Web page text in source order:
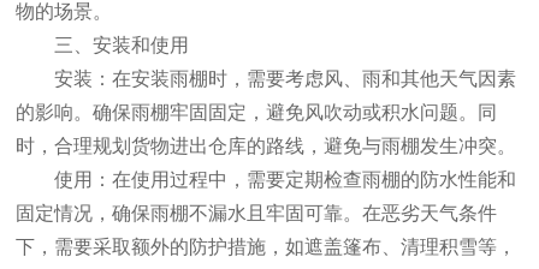
物的场景。
三、安装和使用
安装：在安装雨棚时，需要考虑风、雨和其他天气因素
的影响。确保雨棚牢固固定，避免风吹动或积水问题。同
时，合理规划货物进出仓库的路线，避免与雨棚发生冲突。
使用：在使用过程中，需要定期检查雨棚的防水性能和
固定情况，确保雨棚不漏水且牢固可靠。在恶劣天气条件
下，需要采取额外的防护措施，如遮盖篷布、清理积雪等，